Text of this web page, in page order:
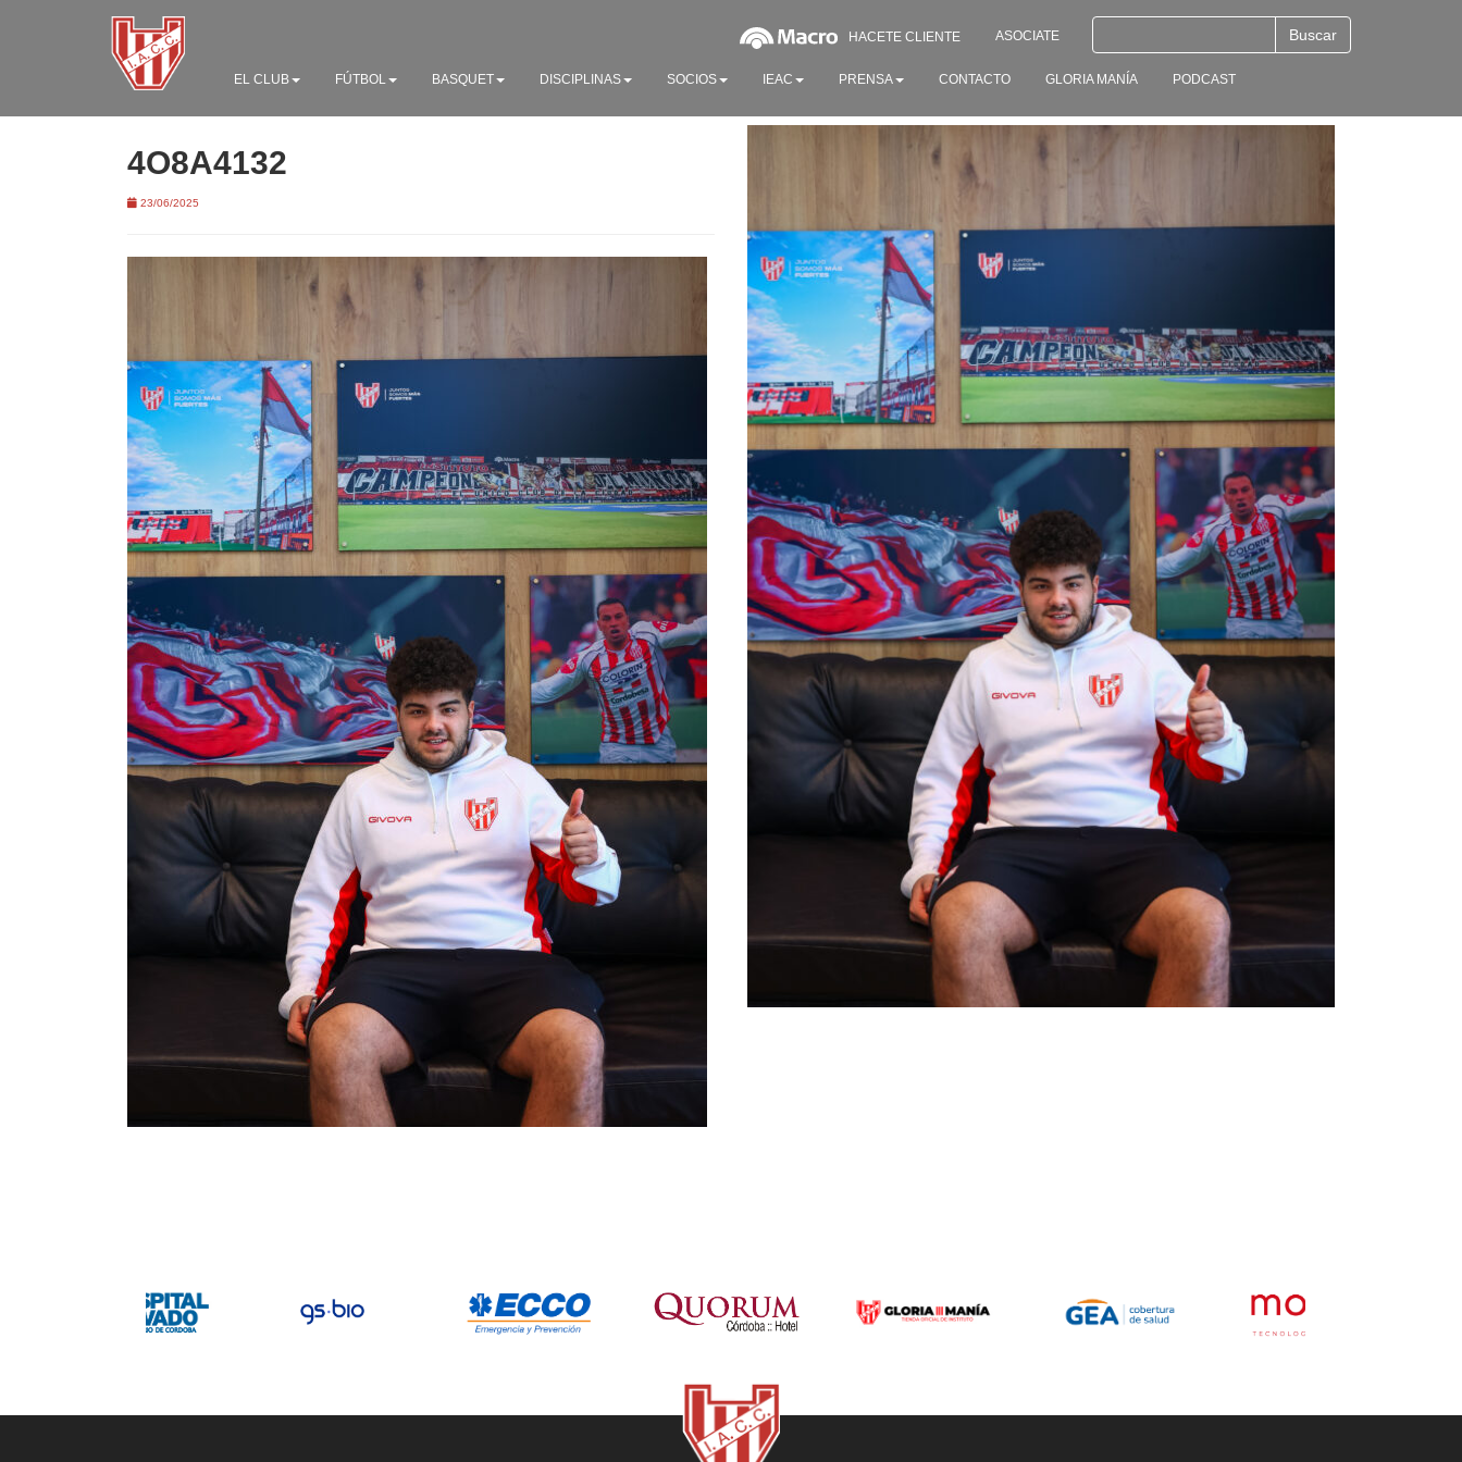
HACETE CLIENTE ASOCIATE
EL CLUB FÚTBOL BASQUET DISCIPLINAS SOCIOS IEAC PRENSA CONTACTO GLORIA MANÍA PODCAST
4O8A4132
23/06/2025